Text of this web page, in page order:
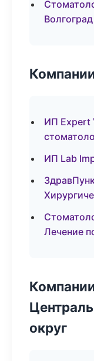
Волгоград
ИП Expert
ИП Lab
Лечение
округ